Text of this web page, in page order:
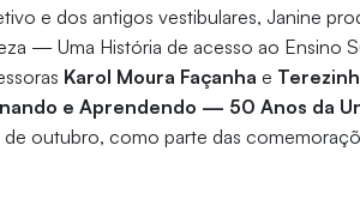
e dos antigos vestibulares, Janine
— Uma História de acesso ao Ensino
Karol Moura Façanha e
e Aprendendo — 50 Anos da
outubro, como parte das